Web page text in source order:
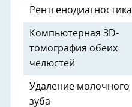
Рентгенодиагностика
Компьютерная 3D-
томография обеих
челюстей
Удаление молочного
зуба